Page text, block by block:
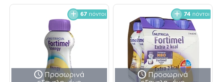
67 πόντοι
Προσωρινά
74 πόντοι
Προσωρινά